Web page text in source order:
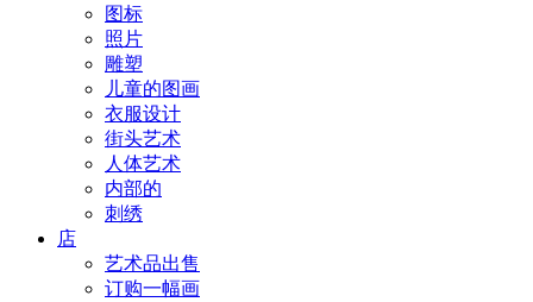
图标
照片
雕塑
儿童的图画
衣服设计
街头艺术
人体艺术
内部的
刺绣
店
艺术品出售
订购一幅画